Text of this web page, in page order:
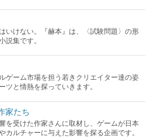
いけない。『赫本』は、〈試験問題〉の形
説集です。
ゲーム市場を担う若きクリエイター達の姿
ツと情熱を探っていきます。
家たち
を受けた作家さんに取材し、ゲームが日本
カルチャーに与えた影響を探る企画です。